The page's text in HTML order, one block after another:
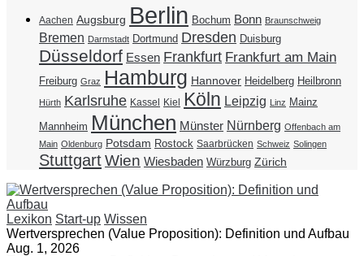
Aachen Augsburg Berlin Bochum Bonn Braunschweig
Bremen Darmstadt Dortmund Dresden Duisburg
Düsseldorf Essen Frankfurt Frankfurt am Main
Freiburg Graz Hamburg Hannover Heidelberg Heilbronn
Hürth Karlsruhe Kassel Kiel Köln Leipzig Linz Mainz
Mannheim München Münster Nürnberg Offenbach am
Main Oldenburg Potsdam Rostock Saarbrücken Schweiz Solingen
StuttgartWien Wiesbaden Würzburg Zürich
Lexikon Start-up Wissen
Wertversprechen (Value Proposition): Definition und Aufbau
Aug. 1, 2026